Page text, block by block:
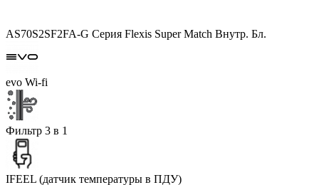
AS70S2SF2FA-G Серия Flexis Super Match Внутр. Бл.
evo Wi-fi
Фильтр 3 в 1
IFEEL (датчик температуры в ПДУ)